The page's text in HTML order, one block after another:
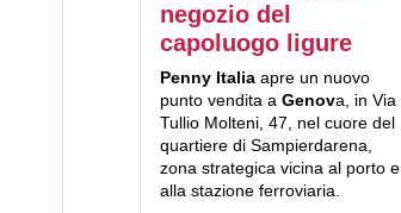
negozio del
capoluogo ligure
Penny Italia apre un nuovo
punto vendita a Genova, in Via
Tullio Molteni, 47, nel cuore del
quartiere di Sampierdarena,
zona strategica vicina al porto e
alla stazione ferroviaria.